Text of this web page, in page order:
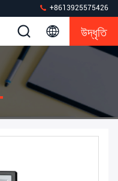
+8613925575426
উদ্ধৃতি